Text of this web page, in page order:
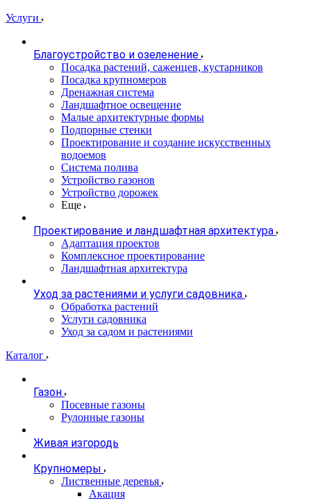
Услуги
Благоустройство и озеленение
Посадка растений, саженцев, кустарников
Посадка крупномеров
Дренажная система
Ландшафтное освещение
Малые архитектурные формы
Подпорные стенки
Проектирование и создание искусственных
водоемов
Система полива
Устройство газонов
Устройство дорожек
Еще
Проектирование и ландшафтная архитектура
Адаптация проектов
Комплексное проектирование
Ландшафтная архитектура
Уход за растениями и услуги садовника
Обработка растений
Услуги садовника
Уход за садом и растениями
Каталог
Газон
Посевные газоны
Рулонные газоны
Живая изгородь
Крупномеры
Лиственные деревья
Акация